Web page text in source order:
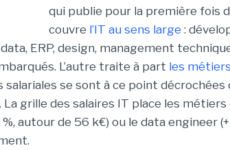
qui publie pour la première fois
couvre l’IT au sens large :
ERP, design, management
L’autre traite à part les
salariales se sont à ce point
grille des salaires IT place les
autour de 56 k€) ou le data engineer